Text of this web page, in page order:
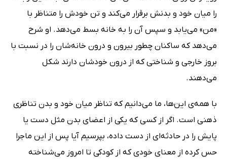
را میان خود و بدنش برقرار می‌کند و تن خودش را متناظر با
«من» می‌یابد و سپس آن را به خانه بسط می‌دهد. او شرح
می‌دهد که ساکنان چطور بیرون و درون خانه‌شان را در نسبت با
بروز خارجی و شناختی که از درون خودشان دارند شکل
می‌دهند.
با همه‌ی این‌ها، ما می‌دانیم که تناظر میان خود و بدن تناظری
ذهنی‌ است. اگر از کسی که یکی از اعضای بدن مثل دست یا
پایش را در حادثه‌ای از دست داده، بپرسیم آیا پس از این ماجرا
حس کرده از معنای خودی که از کودکی تا امروز می‌شناخته